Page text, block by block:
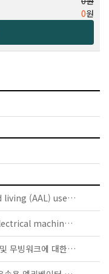
0원
IEC TS 63134:2020 - Active assisted living (AAL) use cases
IEC 60034-5:2020 RLV - Rotating electrical machines - Part 5: Degrees of protection provided by the integral design of rotating electrical machines (IP code) - Classification
KS B ISO/TS 25740-1 - 에스컬레이터 및 무빙워크에 대한 안전요건 — 제1부: 세계공통 필수 안전요건(GESRs)